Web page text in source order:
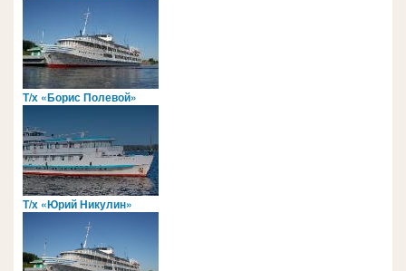
Т/х «Борис Полевой»
Т/х «Юрий Никулин»